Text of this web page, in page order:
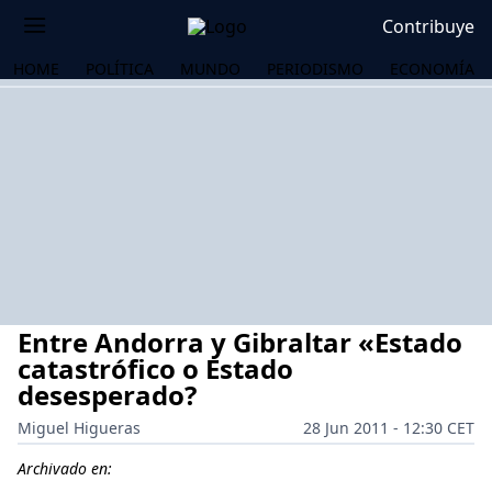
Contribuye
HOME POLÍTICA MUNDO PERIODISMO ECONOMÍA
Entre Andorra y Gibraltar «Estado
catastrófico o Estado
desesperado?
Miguel Higueras
28 Jun 2011 - 12:30 CET
Archivado en: